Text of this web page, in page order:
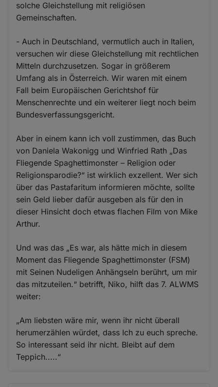
solche Gleichstellung mit religiösen
Gemeinschaften.
- Auch in Deutschland, vermutlich auch in Italien,
versuchen wir diese Gleichstellung mit rechtlichen
Mitteln durchzusetzen. Sogar in größerem
Umfang als in Österreich. Wir waren mit einem
Fall beim Europäischen Gerichtshof für
Menschenrechte und ein weiterer liegt noch beim
Bundesverfassungsgericht.
Aber in einem kann ich voll zustimmen, das Buch
von Daniela Wakonigg und Winfried Rath „Das
Fliegende Spaghettimonster – Religion oder
Religionsparodie?“ ist wirklich exzellent. Wer sich
über das Pastafaritum informieren möchte, sollte
sein Geld lieber dafür ausgeben als für den in
dieser Hinsicht doch etwas flachen Film von Mike
Arthur.
Und was das „Es war, als hätte mich in diesem
Moment das Fliegende Spaghettimonster (FSM)
mit Seinen Nudeligen Anhängseln berührt, um mir
das mitzuteilen.“ betrifft, Niko, hilft das 7. ALWMS
weiter:
„Am liebsten wäre mir, wenn ihr nicht überall
herumerzählen würdet, dass Ich zu euch spreche.
So interessant seid ihr nicht. Bleibt auf dem
Teppich.....“